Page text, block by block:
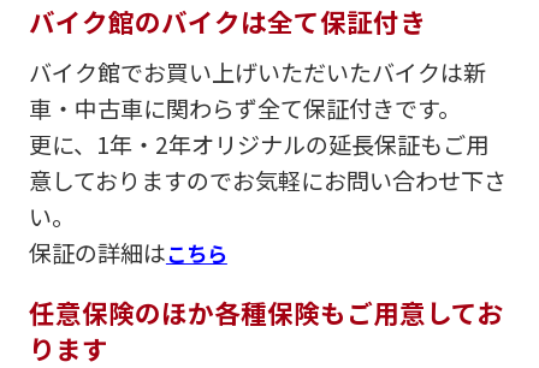
バイク館のバイクは全て保証付き
バイク館でお買い上げいただいたバイクは新
車・中古車に関わらず全て保証付きです。
更に、1年・2年オリジナルの延長保証もご用
意しておりますのでお気軽にお問い合わせ下さ
い。
保証の詳細はこちら
任意保険のほか各種保険もご用意してお
ります